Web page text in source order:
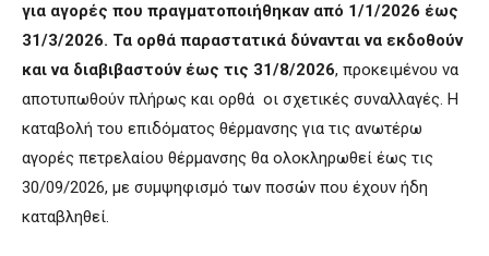
για αγορές που πραγματοποιήθηκαν από 1/1/2026 έως
31/3/2026. Τα ορθά παραστατικά δύνανται να εκδοθούν
και να διαβιβαστούν έως τις 31/8/2026, προκειμένου να
αποτυπωθούν πλήρως και ορθά οι σχετικές συναλλαγές. Η
καταβολή του επιδόματος θέρμανσης για τις ανωτέρω
αγορές πετρελαίου θέρμανσης θα ολοκληρωθεί έως τις
30/09/2026, με συμψηφισμό των ποσών που έχουν ήδη
καταβληθεί.